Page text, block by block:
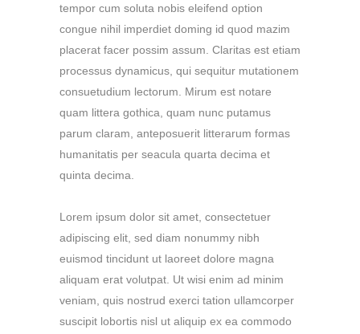
tempor cum soluta nobis eleifend option
congue nihil imperdiet doming id quod mazim
placerat facer possim assum. Claritas est etiam
processus dynamicus, qui sequitur mutationem
consuetudium lectorum. Mirum est notare
quam littera gothica, quam nunc putamus
parum claram, anteposuerit litterarum formas
humanitatis per seacula quarta decima et
quinta decima.
Lorem ipsum dolor sit amet, consectetuer
adipiscing elit, sed diam nonummy nibh
euismod tincidunt ut laoreet dolore magna
aliquam erat volutpat. Ut wisi enim ad minim
veniam, quis nostrud exerci tation ullamcorper
suscipit lobortis nisl ut aliquip ex ea commodo